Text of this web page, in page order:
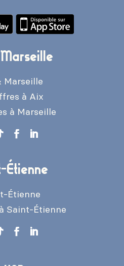
Marseille
à Aix
à Marseille
Étienne
Étienne
Saint-Étienne